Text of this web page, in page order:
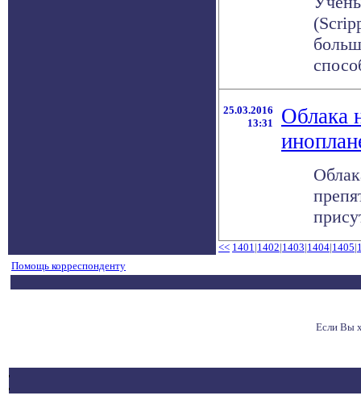
25.03.2016
13:31
Облака
<< 1401|1402|1403|1404|1405|
Помощь корреспонденту
Если Вы